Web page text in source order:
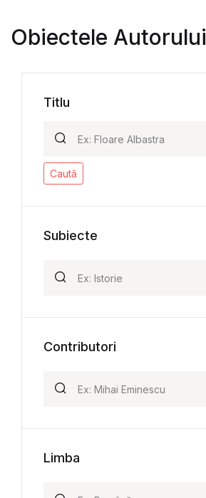
Obiectele Autorului
Titlu
Caută
Subiecte
Contributori
Limba